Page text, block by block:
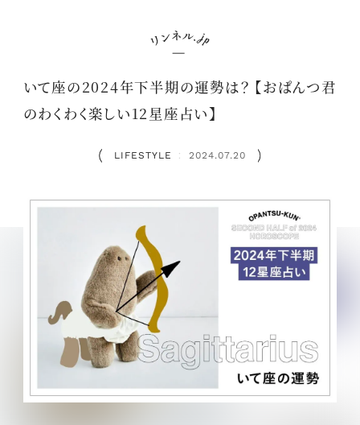
いて座の2024年下半期の運勢は？ 【おぱんつ君
のわくわく楽しい12星座占い】
LIFESTYLE ： 2024.07.20